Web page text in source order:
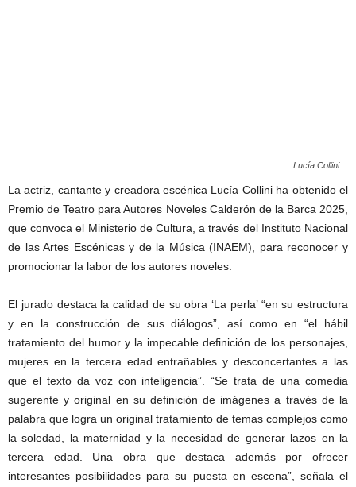
Lucía Collini
La actriz, cantante y creadora escénica Lucía Collini ha obtenido el
Premio de Teatro para Autores Noveles Calderón de la Barca 2025,
que convoca el Ministerio de Cultura, a través del Instituto Nacional
de las Artes Escénicas y de la Música (INAEM), para reconocer y
promocionar la labor de los autores noveles.
El jurado destaca la calidad de su obra ‘La perla’ “en su estructura
y en la construcción de sus diálogos”, así como en “el hábil
tratamiento del humor y la impecable definición de los personajes,
mujeres en la tercera edad entrañables y desconcertantes a las
que el texto da voz con inteligencia”. “Se trata de una comedia
sugerente y original en su definición de imágenes a través de la
palabra que logra un original tratamiento de temas complejos como
la soledad, la maternidad y la necesidad de generar lazos en la
tercera edad. Una obra que destaca además por ofrecer
interesantes posibilidades para su puesta en escena”, señala el